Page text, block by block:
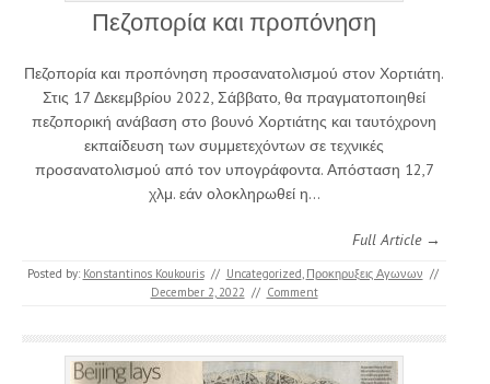
Πεζοπορία και προπόνηση
Πεζοπορία και προπόνηση προσανατολισμού στον Χορτιάτη.
Στις 17 Δεκεμβρίου 2022, Σάββατο, θα πραγματοποιηθεί
πεζοπορική ανάβαση στο βουνό Χορτιάτης και ταυτόχρονη
εκπαίδευση των συμμετεχόντων σε τεχνικές
προσανατολισμού από τον υπογράφοντα. Απόσταση 12,7
χλμ. εάν ολοκληρωθεί η…
Full Article →
Posted by: Konstantinos Koukouris // Uncategorized, Προκηρυξεις Αγωνων //
December 2, 2022 // Comment